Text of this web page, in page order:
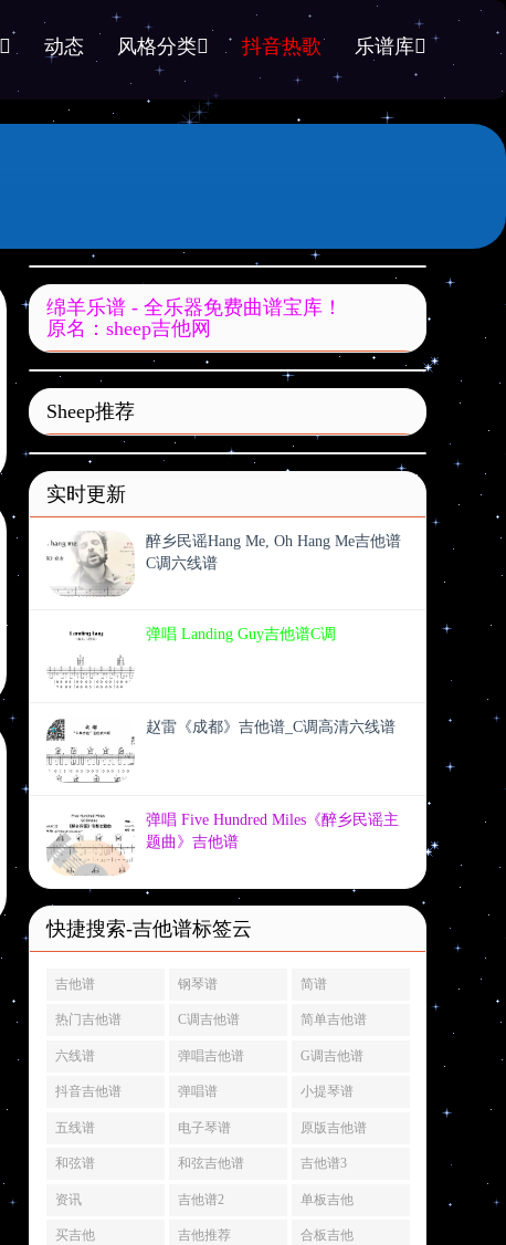
动态 风格分类 抖音热歌 乐谱库
绵羊乐谱 - 全乐器免费曲谱宝库！
原名：sheep吉他网
Sheep推荐
实时更新
醉乡民谣Hang Me, Oh Hang Me吉他谱
C调六线谱
弹唱 Landing Guy吉他谱C调
赵雷《成都》吉他谱_C调高清六线谱
弹唱 Five Hundred Miles《醉乡民谣主
题曲》吉他谱
快捷搜索-吉他谱标签云
吉他谱 钢琴谱 简谱
热门吉他谱 C调吉他谱 简单吉他谱
六线谱 弹唱吉他谱 G调吉他谱
抖音吉他谱 弹唱谱 小提琴谱
五线谱 电子琴谱 原版吉他谱
和弦谱 和弦吉他谱 吉他谱3
资讯 吉他谱2 单板吉他
买吉他 吉他推荐 合板吉他